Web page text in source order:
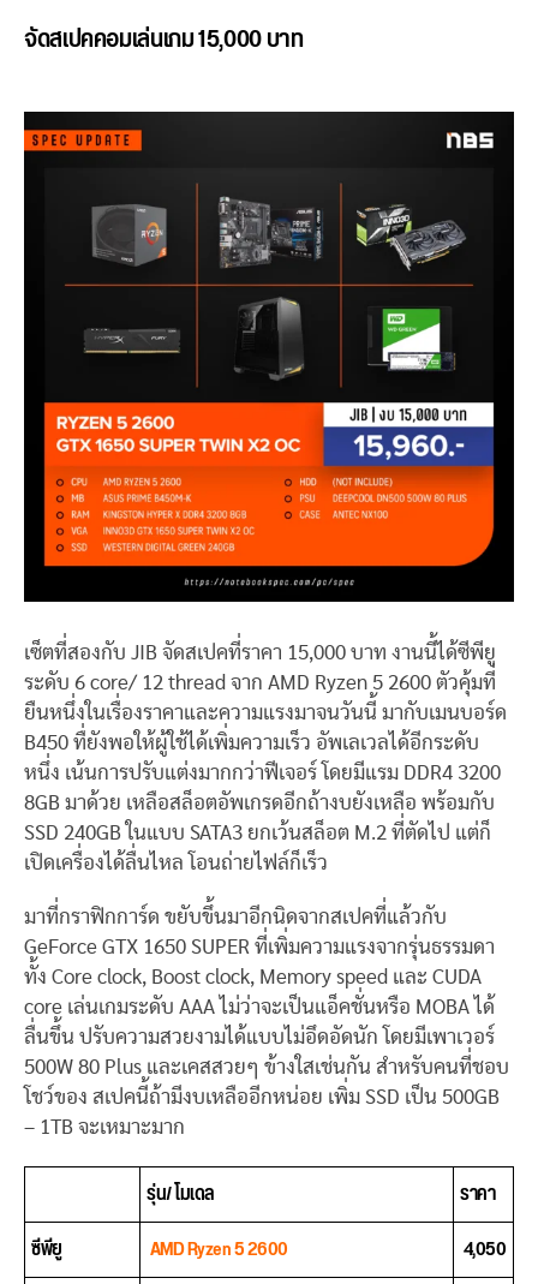
จัดสเปคคอมเล่นเกม 15,000 บาท
เซ็ตที่สองกับ JIB จัดสเปคที่ราคา 15,000 บาท งานนี้ได้ซีพียู
ระดับ 6 core/ 12 thread จาก AMD Ryzen 5 2600 ตัวคุ้มที่
ยืนหนึ่งในเรื่องราคาและความแรงมาจนวันนี้ มากับเมนบอร์ด
B450 ทื่ยังพอให้ผู้ใช้ได้เพิ่มความเร็ว อัพเลเวลได้อีกระดับ
หนึ่ง เน้นการปรับแต่งมากกว่าฟีเจอร์ โดยมีแรม DDR4 3200
8GB มาด้วย เหลือสล็อตอัพเกรดอีกถ้างบยังเหลือ พร้อมกับ
SSD 240GB ในแบบ SATA3 ยกเว้นสล็อต M.2 ที่ตัดไป แต่ก็
เปิดเครื่องได้ลื่นไหล โอนถ่ายไฟล์ก็เร็ว
มาที่กราฟิกการ์ด ขยับขึ้นมาอีกนิดจากสเปคที่แล้วกับ
GeForce GTX 1650 SUPER ที่เพิ่มความแรงจากรุ่นธรรมดา
ทั้ง Core clock, Boost clock, Memory speed และ CUDA
core เล่นเกมระดับ AAA ไม่ว่าจะเป็นแอ็คชั่นหรือ MOBA ได้
ลื่นขึ้น ปรับความสวยงามได้แบบไม่อึดอัดนัก โดยมีเพาเวอร์
500W 80 Plus และเคสสวยๆ ข้างใสเช่นกัน สำหรับคนที่ชอบ
โชว์ของ สเปคนี้ถ้ามีงบเหลืออีกหน่อย เพิ่ม SSD เป็น 500GB
– 1TB จะเหมาะมาก
รุ่น/ โมเดล
ราคา
ซีพียู
AMD Ryzen 5 2600
4,050